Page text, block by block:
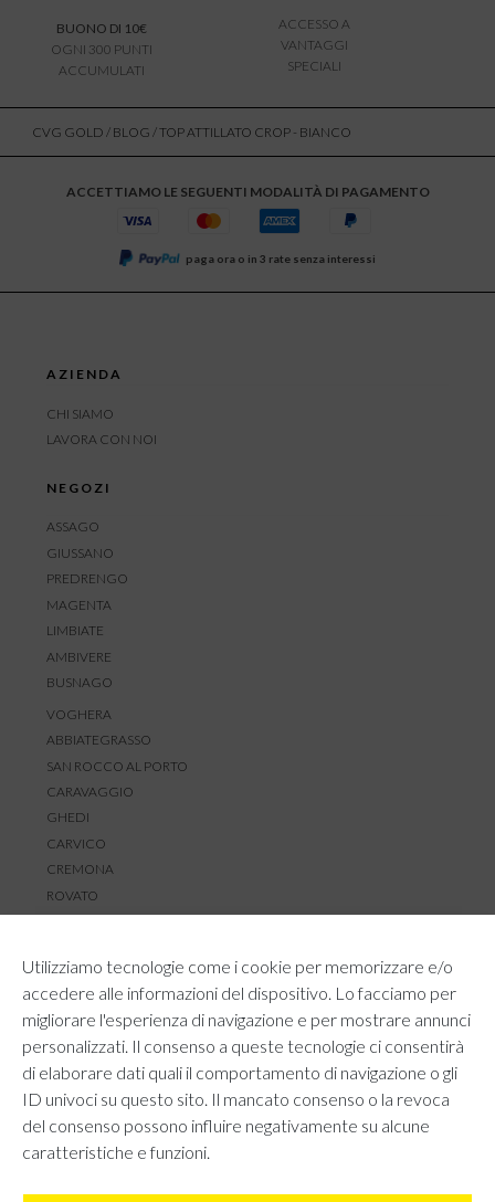
Utilizziamo tecnologie come i cookie per memorizzare e/o
accedere alle informazioni del dispositivo. Lo facciamo per
migliorare l'esperienza di navigazione e per mostrare annunci
personalizzati. Il consenso a queste tecnologie ci consentirà
di elaborare dati quali il comportamento di navigazione o gli
ID univoci su questo sito. Il mancato consenso o la revoca
del consenso possono influire negativamente su alcune
caratteristiche e funzioni.
BUONO DI 10€
OGNI 300 PUNTI
ACCUMULATI
ACCESSO A
VANTAGGI
SPECIALI
CVG GOLD / BLOG / TOP ATTILLATO CROP - BIANCO
ACCETTIAMO LE SEGUENTI MODALITÀ DI PAGAMENTO
paga ora o in 3 rate senza interessi
AZIENDA
CHI SIAMO
LAVORA CON NOI
NEGOZI
ASSAGO
GIUSSANO
PREDRENGO
MAGENTA
LIMBIATE
AMBIVERE
BUSNAGO
VOGHERA
ABBIATEGRASSO
SAN ROCCO AL PORTO
CARAVAGGIO
GHEDI
CARVICO
CREMONA
ROVATO
RESI E RIMBORSI
REGOLAMENTO LOYALTY
CONTATTACI